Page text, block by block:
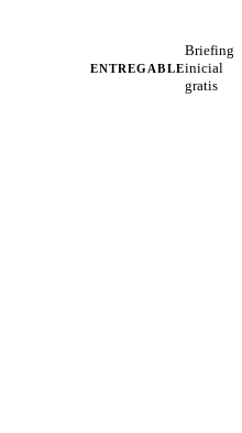
ENTREGABLE
Briefing
inicial
gratis